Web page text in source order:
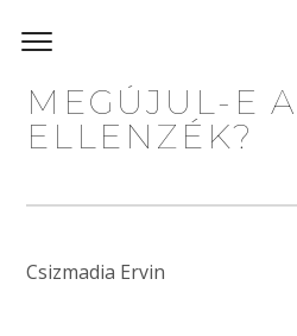
MEGÚJUL-E
ELLENZÉK?
Csizmadia Ervin